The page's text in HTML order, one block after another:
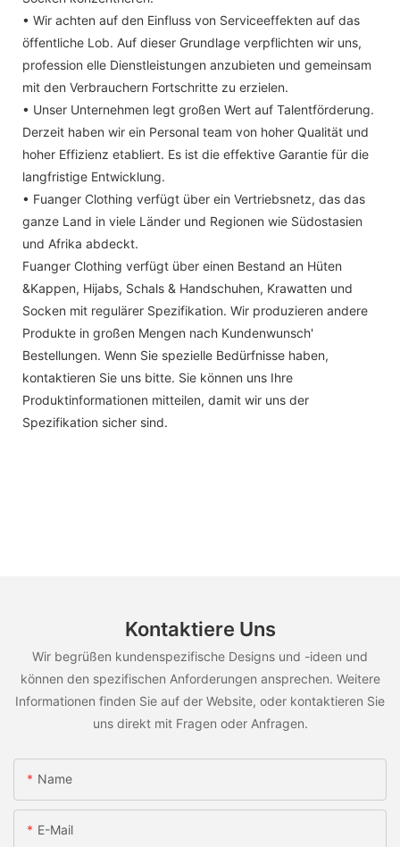
• Wir achten auf den Einfluss von Serviceeffekten auf das
öffentliche Lob. Auf dieser Grundlage verpflichten wir uns,
profession elle Dienstleistungen anzubieten und gemeinsam
mit den Verbrauchern Fortschritte zu erzielen.
• Unser Unternehmen legt großen Wert auf Talentförderung.
Derzeit haben wir ein Personal team von hoher Qualität und
hoher Effizienz etabliert. Es ist die effektive Garantie für die
langfristige Entwicklung.
• Fuanger Clothing verfügt über ein Vertriebsnetz, das das
ganze Land in viele Länder und Regionen wie Südostasien
und Afrika abdeckt.
Fuanger Clothing verfügt über einen Bestand an Hüten
&Kappen, Hijabs, Schals & Handschuhen, Krawatten und
Socken mit regulärer Spezifikation. Wir produzieren andere
Produkte in großen Mengen nach Kundenwunsch'
Bestellungen. Wenn Sie spezielle Bedürfnisse haben,
kontaktieren Sie uns bitte. Sie können uns Ihre
Produktinformationen mitteilen, damit wir uns der
Spezifikation sicher sind.
Kontaktiere Uns
Wir begrüßen kundenspezifische Designs und -ideen und
können den spezifischen Anforderungen ansprechen. Weitere
Informationen finden Sie auf der Website, oder kontaktieren Sie
uns direkt mit Fragen oder Anfragen.
Name
E-Mail